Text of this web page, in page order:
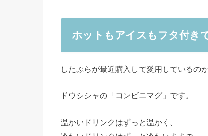
ホットもアイスもフタ付き
したぷらが最近購入して愛用しているの
ドウシシャの「コンビニマグ」です。
温かいドリンクはずっと温かく、